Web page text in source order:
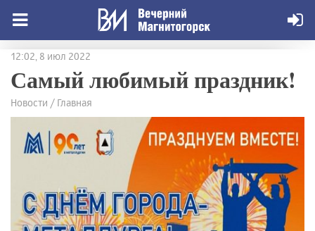
12:02, 8 июл 2022
Самый любимый праздник!
Новости / Главная